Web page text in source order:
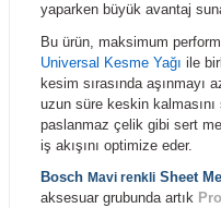
yaparken büyük avantaj
Bu ürün, maksimum
Universal Kesme Yağı ile
kesim sırasında aşınmayı
uzun süre keskin
paslanmaz çelik gibi sert
iş akışını optimize eder.
Bosch Mavi renkli Sheet
aksesuar grubunda artık